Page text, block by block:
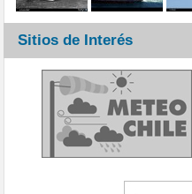
Sitios de Interés